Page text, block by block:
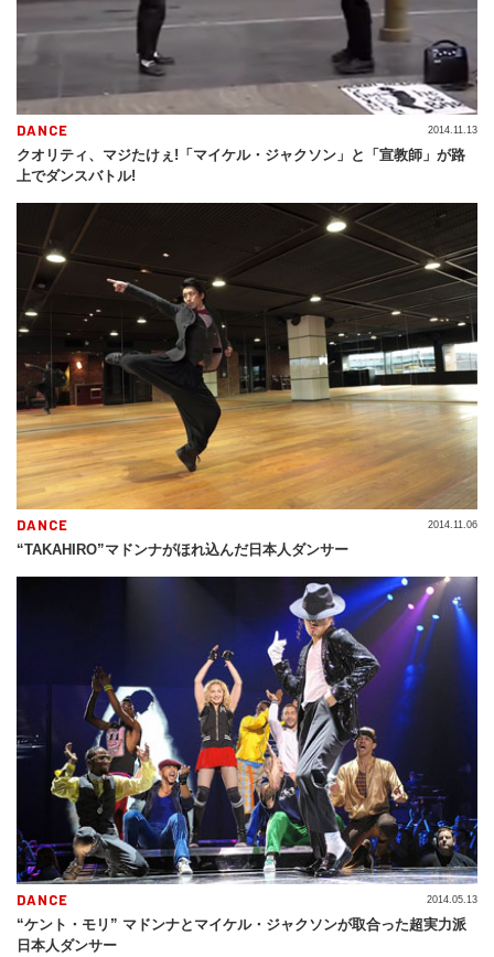
DANCE
クオリティ、マジたけぇ!「マイケル・ジャクソン」と「宣教師」が路
上でダンスバトル!
2014.11.13
DANCE
“TAKAHIRO”マドンナがほれ込んだ日本人ダンサー
2014.11.06
DANCE
“ケント・モリ” マドンナとマイケル・ジャクソンが取合った超実力派
日本人ダンサー
2014.05.13